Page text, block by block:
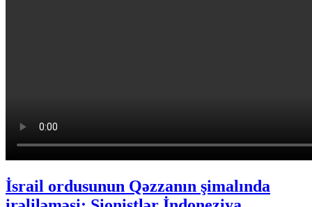
İsrail ordusunun Qəzzanın şimalında